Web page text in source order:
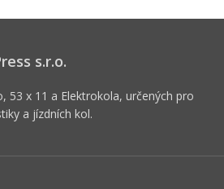
s.r.o.
53 x 11 a Elektrokola, určených pro
a jízdních kol.